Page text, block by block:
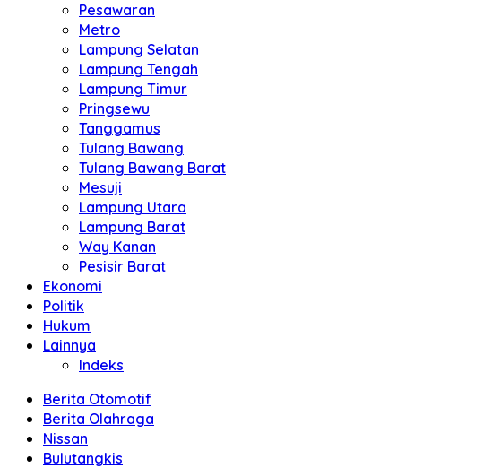
Pesawaran
Metro
Lampung Selatan
Lampung Tengah
Lampung Timur
Pringsewu
Tanggamus
Tulang Bawang
Tulang Bawang Barat
Mesuji
Lampung Utara
Lampung Barat
Way Kanan
Pesisir Barat
Ekonomi
Politik
Hukum
Lainnya
Indeks
Berita Otomotif
Berita Olahraga
Nissan
Bulutangkis